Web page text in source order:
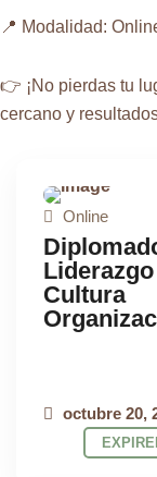
📍 Modalidad:
👉 ¡No pierdas tu
cercano y
PROGRAMA
ONLINE
Online
Cultura
octubre 20,